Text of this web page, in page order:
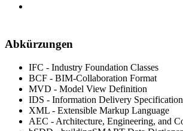
Abkürzungen
IFC - Industry Foundation Classes
BCF - BIM-Collaboration Format
MVD - Model View Definition
IDS - Information Delivery Specification
XML - Extensible Markup Language
AEC - Architecture, Engineering, and